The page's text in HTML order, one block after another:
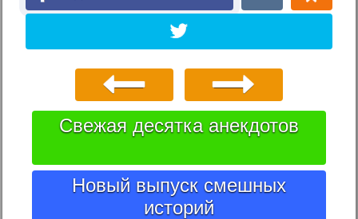
Свежая десятка анекдотов
Новый выпуск смешных
историй